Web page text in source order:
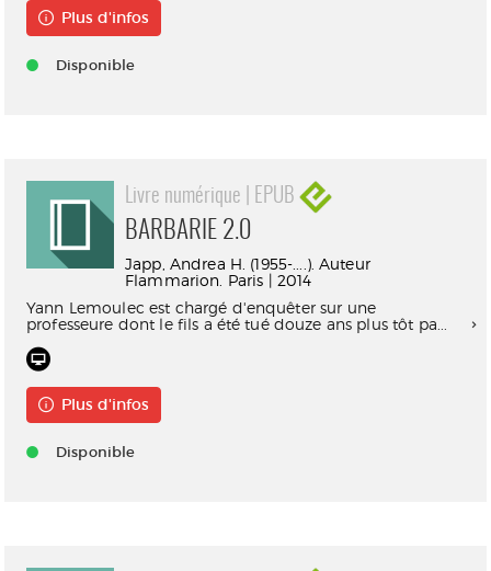
Plus d'infos
Disponible
Livre numérique | EPUB
BARBARIE 2.0
Japp, Andrea H. (1955-....). Auteur
Flammarion. Paris | 2014
Yann Lemoulec est chargé d'enquêter sur une
professeure dont le fils a été tué douze ans plus tôt pa...
Plus d'infos
Disponible